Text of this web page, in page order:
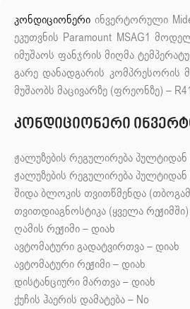
კონდიციონერი ინვერტორული
ეკუთვნის Paramount MSAG1
იმუშაოს ფანჯრის მიღმა
გარე დანადგარის კომპრესორის
მუშაობს მაცივარზე (ფრეონზე) –
კონდიციონერი
ჟალუზების რეგულირება
ჟალუზების რეგულირება
შიდა ბლოკის თვითწმენდა
თვითდიაგნოსტიკა (ყველა
ღამის რეჟიმი – დიახ
ავტომატური გადატვირთვა – დიახ
ავტომატური რეჟიმი – დიახ
დისტანციური მართვა – დიახ
ქუჩის ჰაერის დამატება – No